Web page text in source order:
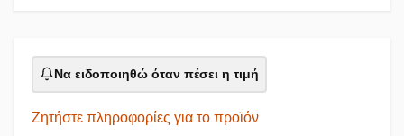
Να ειδοποιηθώ όταν πέσει η τιμή
Ζητήστε πληροφορίες για το προϊόν